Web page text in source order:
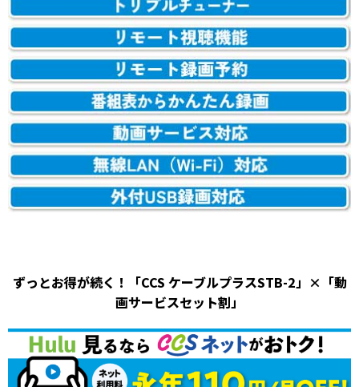
ずっとお得が続く！「CCS ケーブルプラスSTB-2」×「動
画サービスセット割」